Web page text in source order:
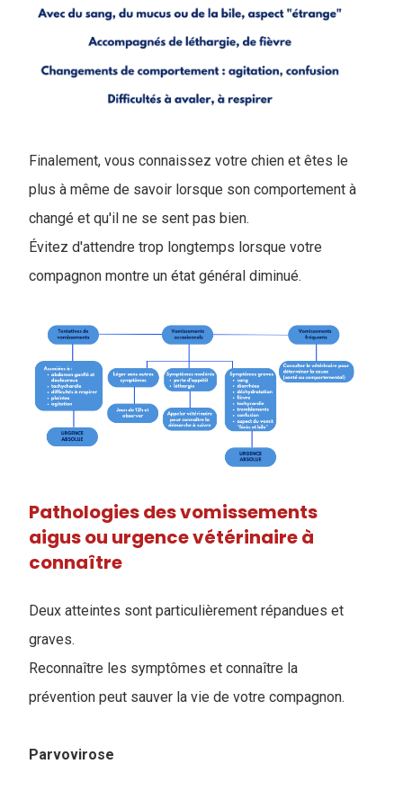
Finalement, vous connaissez votre chien et êtes le
plus à même de savoir lorsque son comportement à
changé et qu'il ne se sent pas bien.
Évitez d'attendre trop longtemps lorsque votre
compagnon montre un état général diminué.
Pathologies des vomissements
aigus ou urgence vétérinaire à
connaître
Deux atteintes sont particulièrement répandues et
graves.
Reconnaître les symptômes et connaître la
prévention peut sauver la vie de votre compagnon.
Parvovirose